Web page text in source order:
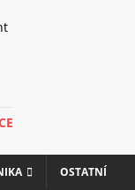
OSTATNÍ